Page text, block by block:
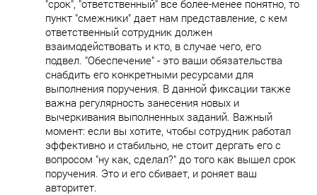
"срок", "ответственный" все более-менее понятно, то
пункт "смежники" дает нам представление, с кем
ответственный сотрудник должен
взаимодействовать и кто, в случае чего, его
подвел. "Обеспечение" - это ваши обязательства
снабдить его конкретными ресурсами для
выполнения поручения. В данной фиксации также
важна регулярность занесения новых и
вычеркивания выполненных заданий. Важный
момент: если вы хотите, чтобы сотрудник работал
эффективно и стабильно, не стоит дергать его с
вопросом "ну как, сделал?" до того как вышел срок
поручения. Это и его сбивает, и роняет ваш
авторитет.